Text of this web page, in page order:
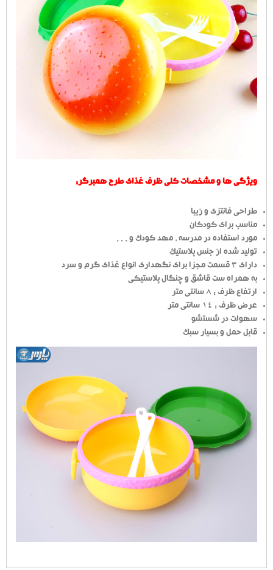
ویژگی ها و مشخصات کلی ظرف غذای طرح همبرگر:
طراحی فانتزی و زیبا
مناسب برای کودکان
مورد استفاده در مدرسه ، مهد کودک و . . .
تولید شده از جنس پلاستیک
دارای 3 قسمت مجزا برای نگهداری انواع غذای گرم و سرد
به همراه ست قاشق و چنگال پلاستیکی
ارتفاع ظرف : 8 سانتی متر
عرض ظرف : 14 سانتی متر
سهولت در شستشو
قابل حمل و بسیار سبک